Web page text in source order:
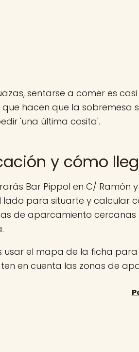
sentarse a comer es
que hacen que la sobremesa
'una última cosita'.
y cómo
Bar Pippol en C/ Ramón
para situarte y calcular
de aparcamiento
usar el mapa de la ficha
en cuenta las zonas de